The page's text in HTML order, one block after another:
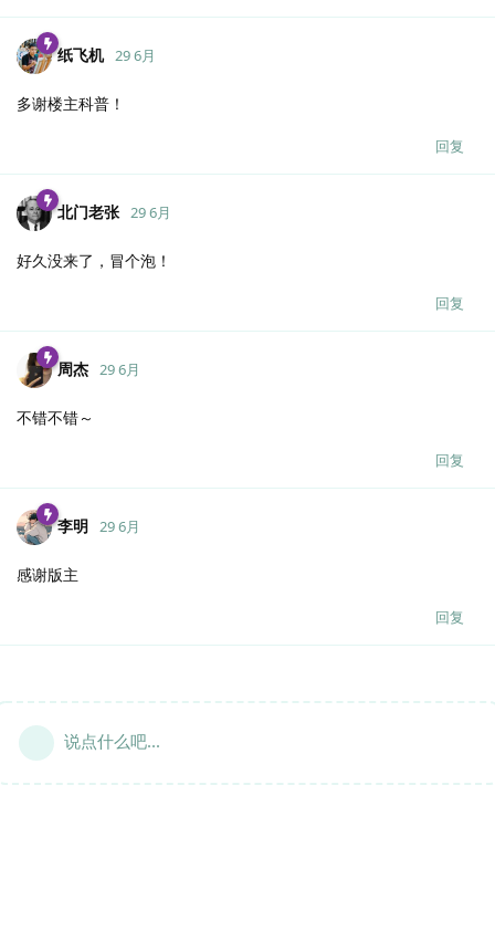
纸飞机 29 6月
多谢楼主科普！
回复
北门老张 29 6月
好久没来了，冒个泡！
回复
周杰 29 6月
不错不错～
回复
李明 29 6月
感谢版主
回复
说点什么吧...